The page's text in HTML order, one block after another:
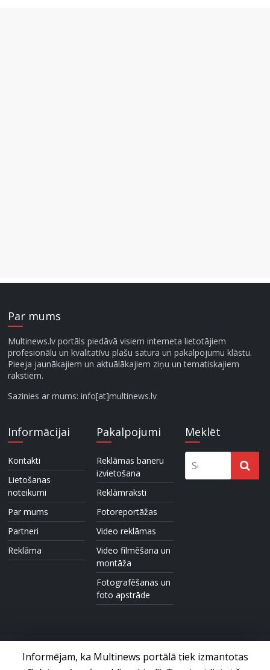
Par mums
Multinews.lv portāls piedāvā visiem interneta lietotājiem
profesionālu un kvalitatīvu plašu satura un pakalpojumu klāstu.
Pieeja jaunākajiem un aktuālākajiem ziņu un tematiskajiem
rakstiem.
Sazinies ar mums: info[at]multinews.lv
Informācijai
Kontakti
Lietošanas
noteikumi
Par mums
Partneri
Reklāma
Pakalpojumi
Reklāmas baneru
izvietošana
Reklāmraksti
Fotoreportāžas
Video reklāmas
Video filmēšana un
montāža
Fotografēšanas un
foto apstrāde
Meklēt
Informējam, ka Multinews portālā tiek izmantotas